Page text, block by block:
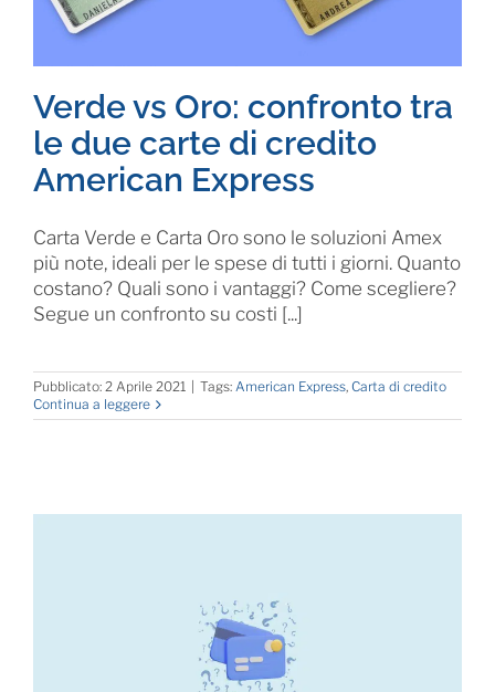
Verde vs Oro: confronto tra
le due carte di credito
American Express
Carta Verde e Carta Oro sono le soluzioni Amex
più note, ideali per le spese di tutti i giorni. Quanto
costano? Quali sono i vantaggi? Come scegliere?
Segue un confronto su costi [...]
Pubblicato: 2 Aprile 2021 Tags: American Express, Carta di credito
Continua a leggere